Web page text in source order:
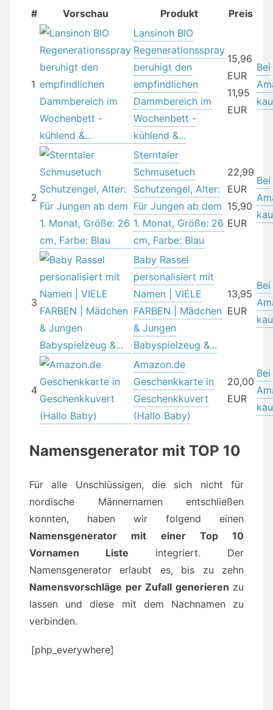
#
Vorschau Produkt Preis
1
Lansinoh BIO
Regenerationsspray
beruhigt den
empfindlichen
Dammbereich im
Wochenbett -
kühlend &...
15,96
EUR
11,95
EUR
Bei
2
Sterntaler
Schmusetuch
Schutzengel, Alter:
Für Jungen ab dem
1. Monat, Größe: 26
cm, Farbe: Blau
22,99
EUR
15,90
EUR
Bei
3
Baby Rassel
personalisiert mit
Namen | VIELE
FARBEN | Mädchen
& Jungen
Babyspielzeug &...
13,95
EUR
Bei
4
Amazon.de
Geschenkkarte in
Geschenkkuvert
(Hallo Baby)
20,00
EUR
Bei
Namensgenerator mit TOP 10
Für alle Unschlüssigen, die sich nicht für
nordische Männernamen entschließen
konnten, haben wir folgend einen
Namensgenerator mit einer Top 10
Vornamen Liste integriert. Der
Namensgenerator erlaubt es, bis zu zehn
Namensvorschläge per Zufall generieren zu
lassen und diese mit dem Nachnamen zu
verbinden.
[php_everywhere]